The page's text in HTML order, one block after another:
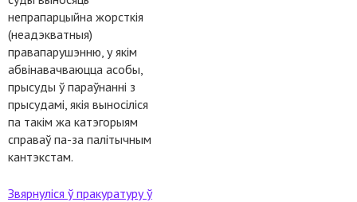
непрапарцыйна жорсткія
(неадэкватныя)
правапарушэнню, у якім
абвінавачваюцца асобы,
прысуды ў параўнанні з
прысудамі, якія выносіліся
па такім жа катэгорыям
справаў па-за палітычным
кантэкстам.
Звярнуліся ў пракуратуру ў